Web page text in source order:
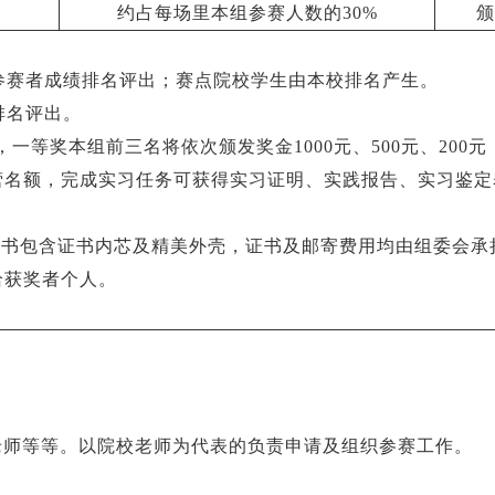
约占每场里本组参赛人数的30%
者成绩排名评出；赛点院校学生由本校排名产生。
评出。
一等奖本组前三名将依次颁发奖金1000元、500元、200
额，完成实习任务可获得实习证明、实践报告、实习鉴
包含证书内芯及精美外壳，证书及邮寄费用均由组委会
奖者个人。
等等。以院校老师为代表的负责申请及组织参赛工作。